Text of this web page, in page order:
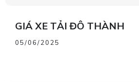
GIÁ XE TẢI ĐÔ THÀNH
05/06/2025